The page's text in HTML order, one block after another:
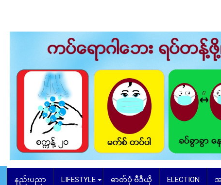
နည်းပညာ LIFESTYLE ဓာတ်ပုံ ဗီဒီယို ELECTION